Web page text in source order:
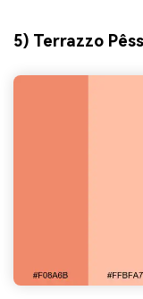
5) Terrazzo